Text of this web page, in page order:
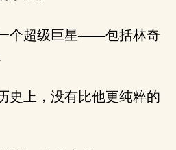
个超级巨星——包括林奇
史上，没有比他更纯粹的